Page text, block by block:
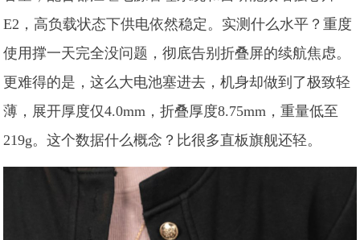
E2，高负载状态下供电依然稳定。实测什么水平？重度
使用撑一天完全没问题，彻底告别折叠屏的续航焦虑。
更难得的是，这么大电池塞进去，机身却做到了极致轻
薄，展开厚度仅4.0mm，折叠厚度8.75mm，重量低至
219g。这个数据什么概念？比很多直板旗舰还轻。